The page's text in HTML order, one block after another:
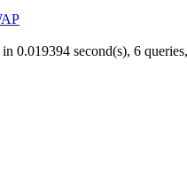
in 0.019394 second(s), 6